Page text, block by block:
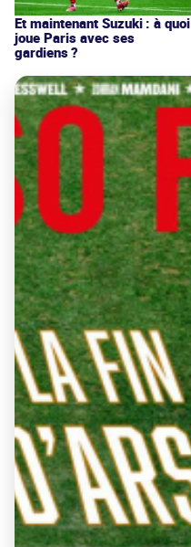
Et maintenant Suzuki : à quoi
joue Paris avec ses
gardiens ?